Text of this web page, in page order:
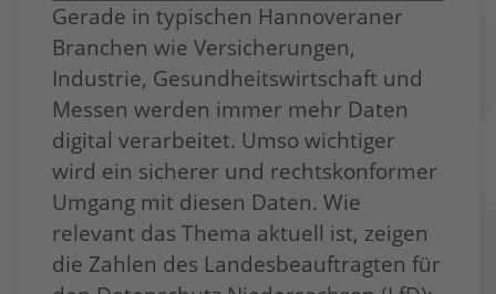
Gerade in typischen Hannoveraner
Branchen wie Versicherungen,
Industrie, Gesundheitswirtschaft und
Messen werden immer mehr Daten
digital verarbeitet. Umso wichtiger
wird ein sicherer und rechtskonformer
Umgang mit diesen Daten. Wie
relevant das Thema aktuell ist, zeigen
die Zahlen des Landesbeauftragten für